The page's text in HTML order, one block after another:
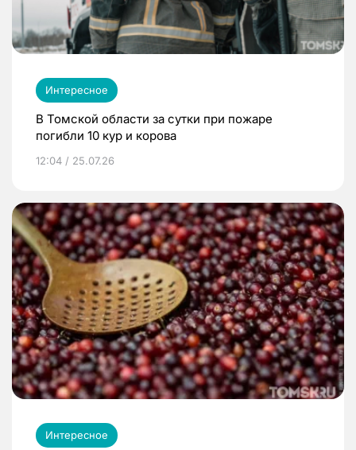
Интересное
В Томской области за сутки при пожаре
погибли 10 кур и корова
12:04 / 25.07.26
Интересное